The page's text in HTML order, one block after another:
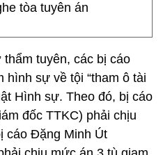
tòa tuyên án
tuyên, các bị cáo
hình sự về tội “tham ô tài
Hình sự. Theo đó, bị cáo
đốc TTKC) phải chịu
cáo Đặng Minh Út